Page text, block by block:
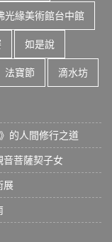
光緣美術館台中館
如是說
法寶節 滴水坊
的人間修行之道
菩薩契子女
展